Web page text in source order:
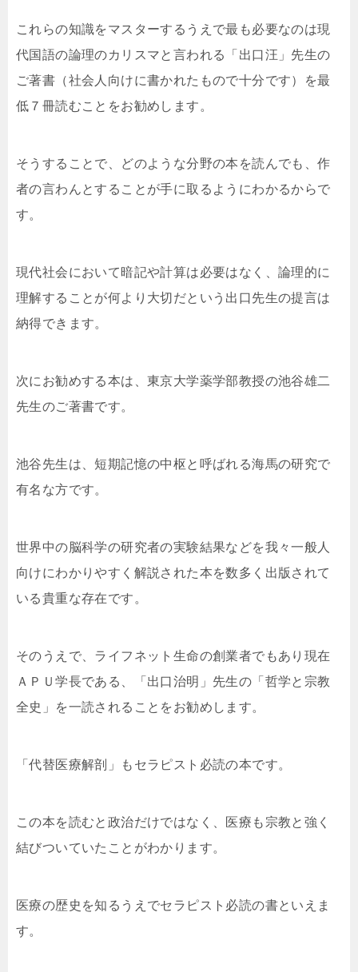
これらの知識をマスターするうえで最も必要なのは現
代国語の論理のカリスマと言われる「出口汪」先生の
ご著書（社会人向けに書かれたもので十分です）を最
低７冊読むことをお勧めします。
そうすることで、どのような分野の本を読んでも、作
者の言わんとすることが手に取るようにわかるからで
す。
現代社会において暗記や計算は必要はなく、論理的に
理解することが何より大切だという出口先生の提言は
納得できます。
次にお勧めする本は、東京大学薬学部教授の池谷雄二
先生のご著書です。
池谷先生は、短期記憶の中枢と呼ばれる海馬の研究で
有名な方です。
世界中の脳科学の研究者の実験結果などを我々一般人
向けにわかりやすく解説された本を数多く出版されて
いる貴重な存在です。
そのうえで、ライフネット生命の創業者でもあり現在
ＡＰＵ学長である、「出口治明」先生の「哲学と宗教
全史」を一読されることをお勧めします。
「代替医療解剖」もセラピスト必読の本です。
この本を読むと政治だけではなく、医療も宗教と強く
結びついていたことがわかります。
医療の歴史を知るうえでセラピスト必読の書といえま
す。